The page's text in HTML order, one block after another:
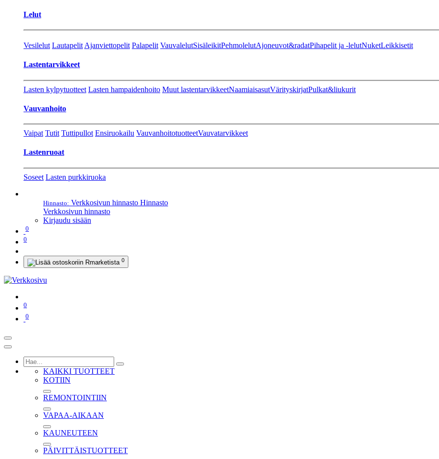
Lelut
Vesilelut Lautapelit Ajanviettopelit Palapelit VauvalelutSisäleikitPehmolelutAjoneuvot&radatPihapelit ja -lelutNuketLeikkisetit
Lastentarvikkeet
Lasten kylpytuotteet Lasten hampaidenhoito Muut lastentarvikkeetNaamiaisasutVärityskirjatPulkat&liukurit
Vauvanhoito
Vaipat Tutit Tuttipullot Ensiruokailu VauvanhoitotuotteetVauvatarvikkeet
Lastenruoat
Soseet Lasten purkkiruoka
Hinnasto: Verkkosivun hinnasto Hinnasto
Verkkosivun hinnasto
Kirjaudu sisään
0
0
0
0
0
KAIKKI TUOTTEET
KOTIIN
REMONTOINTIIN
VAPAA-AIKAAN
KAUNEUTEEN
PÄIVITTÄISTUOTTEET